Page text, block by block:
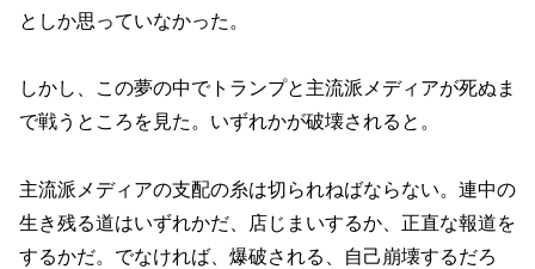
としか思っていなかった。
しかし、この夢の中でトランプと主流派メディアが死ぬま
で戦うところを見た。いずれかが破壊されると。
主流派メディアの支配の糸は切られねばならない。連中の
生き残る道はいずれかだ、店じまいするか、正直な報道を
するかだ。でなければ、爆破される、自己崩壊するだろ